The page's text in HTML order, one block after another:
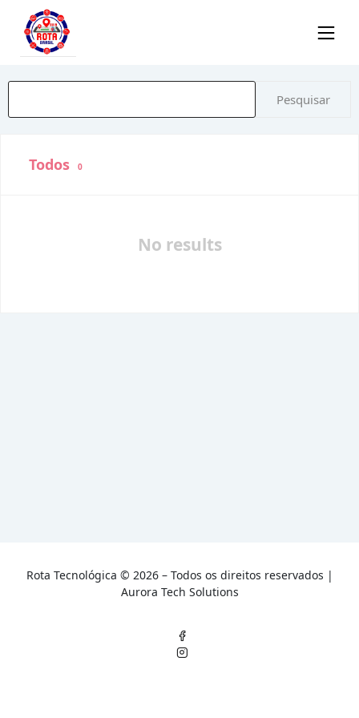
Pesquisar
Todos 0
No results
Rota Tecnológica © 2026 – Todos os direitos reservados |
Aurora Tech Solutions